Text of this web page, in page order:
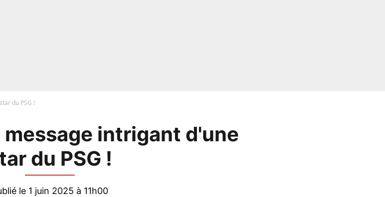
du PSG !
intrigant d'une
du PSG !
le 1 juin 2025 à 11h00